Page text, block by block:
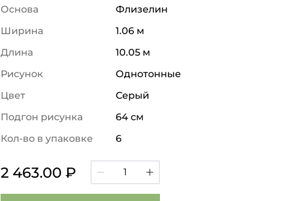
Основа
Флизелин
Ширина
1.06 м
Длина
10.05 м
Рисунок
Однотонные
Цвет
Серый
Подгон рисунка
64 см
Кол-во в упаковке
6
2 463.00 ₽